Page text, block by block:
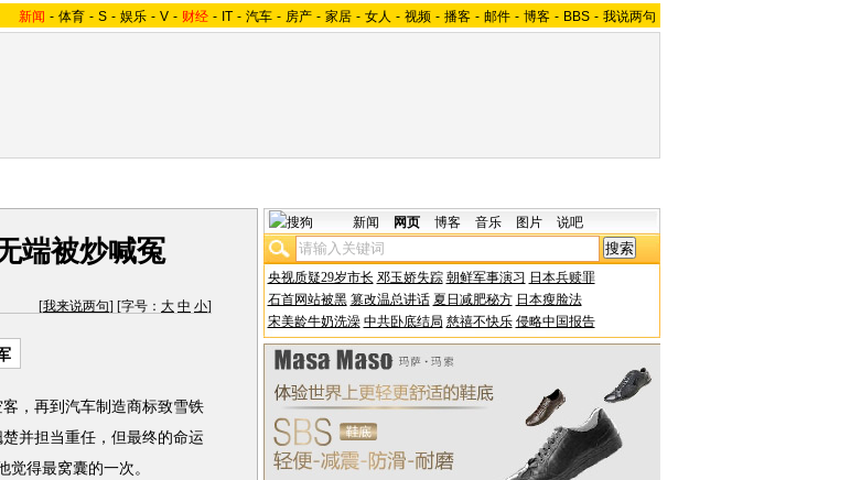
新闻 - 体育 - S - 娱乐 - V - 财经 - IT - 汽车 - 房产 - 家居 - 女人 - 视频 - 播客 - 邮件 - 博客 - BBS - 我说两句
端被炒喊冤
[我来说两句] [字号： 大 中 小]
，再到汽车制造商标致雪铁
并担当重任，但最终的命运
得最窝囊的一次。
新闻 网页 博客 音乐 图片 说吧
央视质疑29岁市长 邓玉娇失踪 朝鲜军事演习 日本兵赎罪
石首网站被黑 篡改温总讲话 夏日减肥秘方 日本瘦脸法
宋美龄牛奶洗澡 中共卧底结局 慈禧不快乐 侵略中国报告